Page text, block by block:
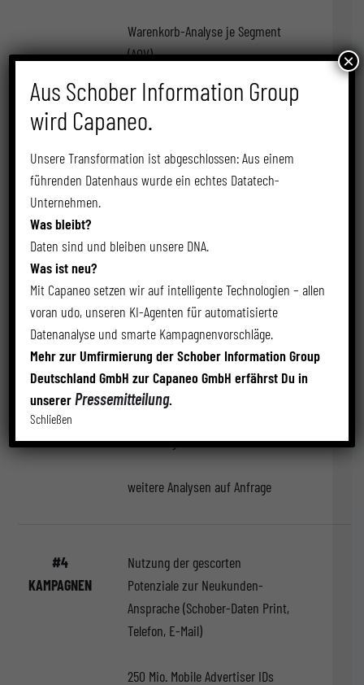
Warenkorb-Analyse je Segment
(AOV)
ABC-Analyse
Gutschein-Auswertungen
Umsatzpotenzial-Analyse
Kündiger-Prognose (Churn
Prediction)
Vorhersage
weitere Analysen auf Anfrage
#4
KAMPAGNEN
Nutzung der gescorten
Potenziale zur Neukunden-
Ansprache (Schober-Daten Print,
Telefon, E-Mail)
250 Mio. Mobile Advertiser IDs
Aus Schober Information Group
wird Capaneo.
Unsere Transformation ist abgeschlossen: Aus einem
führenden Datenhaus wurde ein echtes Datatech-
Unternehmen.
Was bleibt?
Daten sind und bleiben unsere DNA.
Was ist neu?
Mit Capaneo setzen wir auf intelligente Technologien – allen
voran udo, unseren KI-Agenten für automatisierte
Datenanalyse und smarte Kampagnenvorschläge.
Mehr zur Umfirmierung der Schober Information Group
Deutschland GmbH zur Capaneo GmbH erfährst Du in
unsererPressemitteilung.
Schließen
×